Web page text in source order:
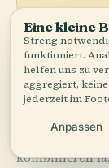
323 Orte zu
kombinieren
PLACE
Eine kleine
Streng
funktioniert.
helfen uns zu
aggregiert,
jederzeit im
Anpassen